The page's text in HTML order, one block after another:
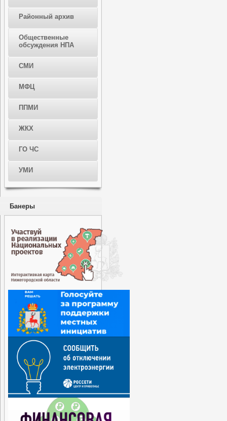
Районный архив
Общественные
обсуждения НПА
СМИ
МФЦ
ППМИ
ЖКХ
ГО ЧС
УМИ
Банеры